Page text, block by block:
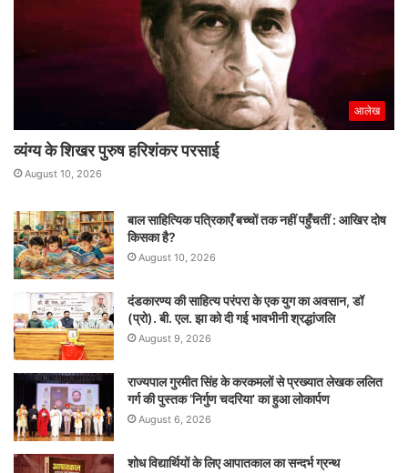
आलेख
व्यंग्य के शिखर पुरुष हरिशंकर परसाई
August 10, 2026
बाल साहित्यिक पत्रिकाएँ बच्चों तक नहीं पहुँचतीं : आखिर दोष
किसका है?
August 10, 2026
दंडकारण्य की साहित्य परंपरा के एक युग का अवसान, डॉ
(प्रो). बी. एल. झा को दी गई भावभीनी श्रद्धांजलि
August 9, 2026
राज्यपाल गुरमीत सिंह के करकमलों से प्रख्यात लेखक ललित
गर्ग की पुस्तक ‘निर्गुण चदरिया’ का हुआ लोकार्पण
August 6, 2026
शोध विद्यार्थियों के लिए आपातकाल का सन्दर्भ ग्रन्थ